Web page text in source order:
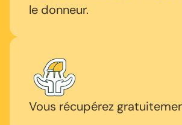
le donneur.
Vous récupérez